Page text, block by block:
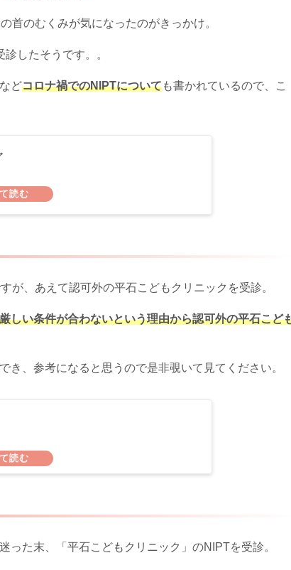
首のむくみが気になったのがきっかけ。
したそうです。。
どコロナ禍でのNIPTについても書かれているので、こ
が、あえて認可外の平石こどもクリニックを受診。
しい条件が合わないという理由から認可外の平石こども
、参考になると思うので是非覗いて見てください。
った末、「平石こどもクリニック」のNIPTを受診。